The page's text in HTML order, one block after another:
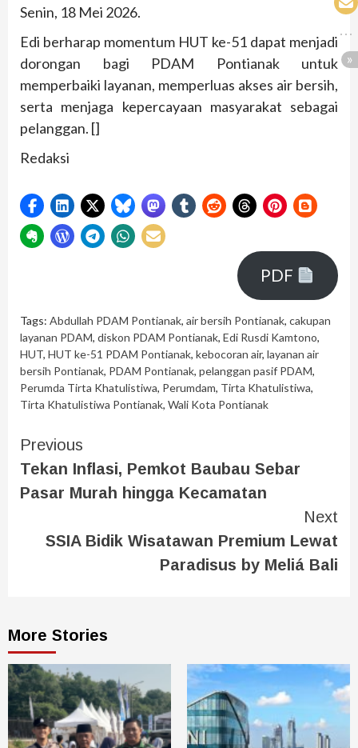
Senin, 18 Mei 2026.
Edi berharap momentum HUT ke-51 dapat menjadi
dorongan bagi PDAM Pontianak untuk
memperbaiki layanan, memperluas akses air bersih,
serta menjaga kepercayaan masyarakat sebagai
pelanggan. []
Redaksi
PDF
Tags: Abdullah PDAM Pontianak, air bersih Pontianak, cakupan
layanan PDAM, diskon PDAM Pontianak, Edi Rusdi Kamtono,
HUT, HUT ke-51 PDAM Pontianak, kebocoran air, layanan air
bersih Pontianak, PDAM Pontianak, pelanggan pasif PDAM,
Perumda Tirta Khatulistiwa, Perumdam, Tirta Khatulistiwa,
Tirta Khatulistiwa Pontianak, Wali Kota Pontianak
Previous
Tekan Inflasi, Pemkot Baubau Sebar
Pasar Murah hingga Kecamatan
Next
SSIA Bidik Wisatawan Premium Lewat
Paradisus by Meliá Bali
More Stories